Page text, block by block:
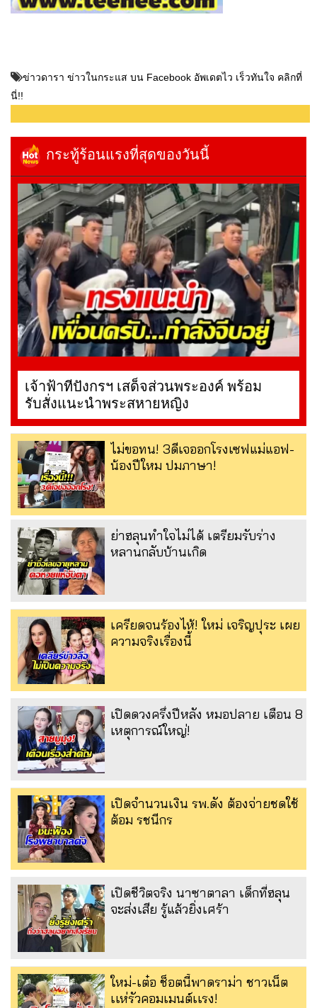
ข่าวดารา ข่าวในกระแส บน Facebook อัพเดตไว เร็วทันใจ คลิกที่
นี่!!
กระทู้ร้อนแรงที่สุดของวันนี้
เจ้าฟ้าทีปังกรฯ เสด็จส่วนพระองค์ พร้อม
รับสั่งแนะนำพระสหายหญิง
ไม่ขอทน! 3ดีเจออกโรงเซฟแม่แอฟ-
น้องปีใหม ปมภาษา!
ย่าฮลุนทำใจไม่ได้ เตรียมรับร่าง
หลานกลับบ้านเกิด
เครียดจนร้องไห้! ใหม่ เจริญปุระ เผย
ความจริงเรื่องนี้
เปิดดวงครึ่งปีหลัง หมอปลาย เตือน 8
เหตุการณ์ใหญ่!
เปิดจำนวนเงิน รพ.ดัง ต้องจ่ายชดใช้
ต้อม รชนีกร
เปิดชีวิตจริง นาซาตาลา เด็กที่ฮลุน
จะส่งเสีย รู้แล้วยิ่งเศร้า
ใหม่-เต๋อ ช็อตนี้พาดราม่า ชาวเน็ต
เเห่รัวคอมเมนต์เเรง!